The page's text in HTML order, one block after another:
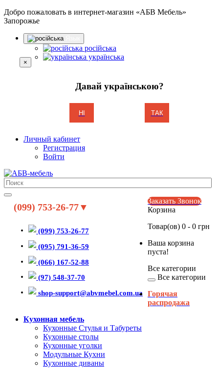
Добро пожаловать в интернет-магазин «АБВ Мебель»
Запорожье
російська
українська
×
Давай українською?
НІ ТАК
Личный кабинет
Регистрация
Войти
(099) 753-26-77▼
(099) 753-26-77
(095) 791-36-59
(066) 167-52-88
(97) 548-37-70
shop-support@abvmebel.com.ua
Заказать Звонок
Корзина
Товар(ов) 0 - 0 грн
Ваша корзина
пуста!
Все категории
Все категории
Горячая
распродажа
Кухонная мебель
Кухонные Стулья и Табуреты
Кухонные столы
Кухонные уголки
Модульные Кухни
Кухонные диваны